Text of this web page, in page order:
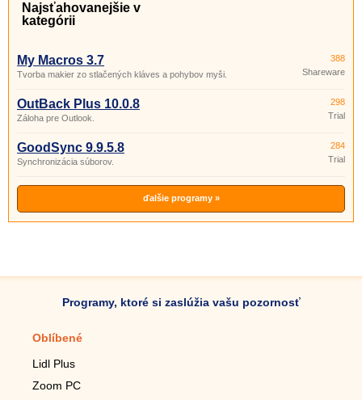
Najsťahovanejšie v
kategórii
My Macros 3.7
Tvorba makier zo stlačených kláves a pohybov myši.
388
Shareware
OutBack Plus 10.0.8
Záloha pre Outlook.
298
Trial
GoodSync 9.9.5.8
Synchronizácia súborov.
284
Trial
ďalšie programy »
Programy, ktoré si zaslúžia vašu pozornosť
Oblíbené
Lidl Plus
Zoom PC